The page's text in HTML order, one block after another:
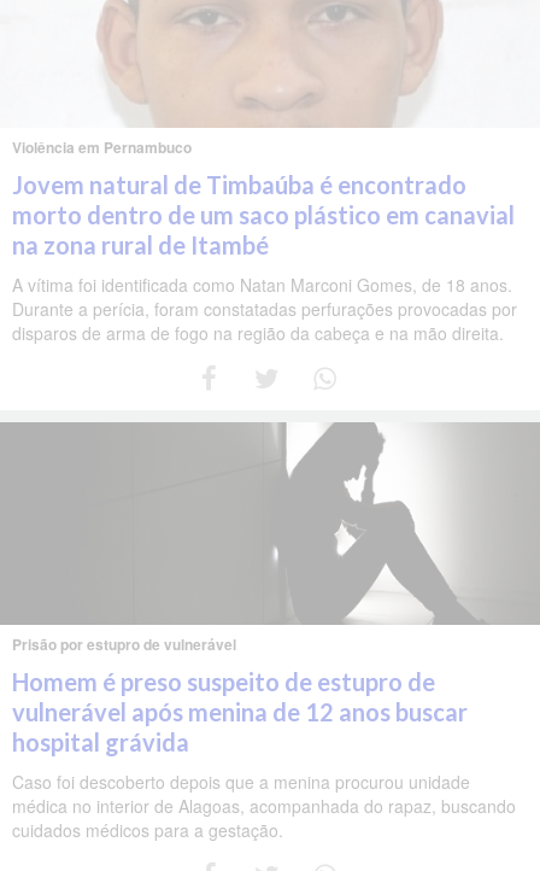
Violência em Pernambuco
Jovem natural de Timbaúba é encontrado
morto dentro de um saco plástico em canavial
na zona rural de Itambé
A vítima foi identificada como Natan Marconi Gomes, de 18 anos.
Durante a perícia, foram constatadas perfurações provocadas por
disparos de arma de fogo na região da cabeça e na mão direita.
Prisão por estupro de vulnerável
Homem é preso suspeito de estupro de
vulnerável após menina de 12 anos buscar
hospital grávida
Caso foi descoberto depois que a menina procurou unidade
médica no interior de Alagoas, acompanhada do rapaz, buscando
cuidados médicos para a gestação.